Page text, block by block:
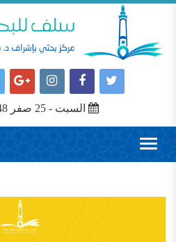
السبت - 25 صفر 1448 هـ - 08 أغسطس 2026 م